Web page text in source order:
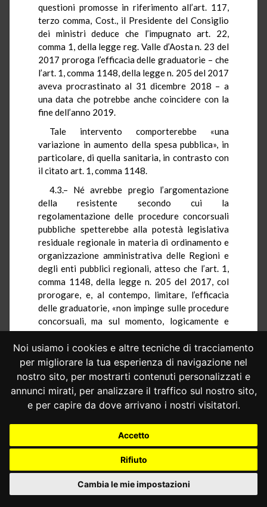
Noi usiamo i cookies e altre tecniche di tracciamento
per migliorare la tua esperienza di navigazione nel
nostro sito, per mostrarti contenuti personalizzati e
annunci mirati, per analizzare il traffico sul nostro sito,
e per capire da dove arrivano i nostri visitatori.
Accetto
Rifiuto
Cambia le mie impostazioni
questioni promosse in riferimento all’art. 117,
terzo comma, Cost., il Presidente del Consiglio
dei ministri deduce che l’impugnato art. 22,
comma 1, della legge reg. Valle d’Aosta n. 23 del
2017 proroga l’efficacia delle graduatorie – che
l’art. 1, comma 1148, della legge n. 205 del 2017
aveva procrastinato al 31 dicembre 2018 – a
una data che potrebbe anche coincidere con la
fine dell’anno 2019.
Tale intervento comporterebbe «una
variazione in aumento della spesa pubblica», in
particolare, di quella sanitaria, in contrasto con
il citato art. 1, comma 1148.
4.3.– Né avrebbe pregio l’argomentazione
della resistente secondo cui la
regolamentazione delle procedure concorsuali
pubbliche spetterebbe alla potestà legislativa
residuale regionale in materia di ordinamento e
organizzazione amministrativa delle Regioni e
degli enti pubblici regionali, atteso che l’art. 1,
comma 1148, della legge n. 205 del 2017, col
prorogare, e, al contempo, limitare, l’efficacia
delle graduatorie, «non impinge sulle procedure
concorsuali, ma sul momento, logicamente e
cronologicamente successivo,
dell’individuazione degli aventi diritto
all’assunzione».
4.4.– A nulla varrebbe anche il richiamo,
operato dalla Regione autonoma, alla
competenza legislativa a essa attribuita dall’art.
Anche a voler ritenere che la disposizione
impugnata riguardi la materia «finanze regionali
e comunali», infatti, «continuerebbe a sussistere
[…] l’esigenza di un coordinamento della norma
regionale con quella statale».